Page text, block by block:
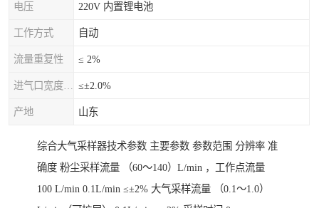
电压 220V 内置锂电池
工作方式 自动
流量重复性 ≤ 2%
≤±2.0%
产地 山东
综合大气采样器技术参数 主要参数 参数范围 分辨率 准
确度 粉尘采样流量 （60～140）L/min ，工作点流量
100 L/min 0.1L/min ≤±2% 大气采样流量 （0.1～1.0）